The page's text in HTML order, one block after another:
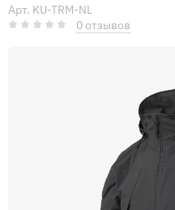
Арт. KU-TRM-NL
0 отзывов